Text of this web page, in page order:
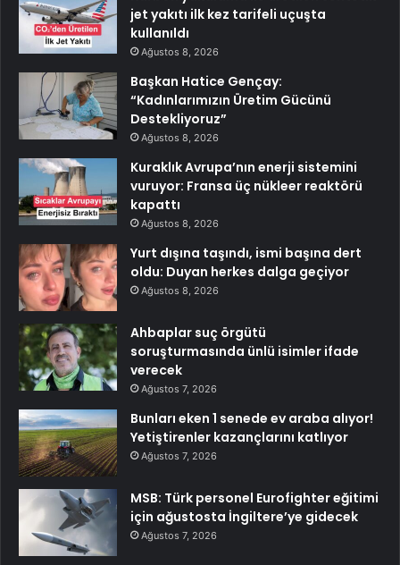
jet yakıtı ilk kez tarifeli uçuşta
kullanıldı
Ağustos 8, 2026
Başkan Hatice Gençay:
“Kadınlarımızın Üretim Gücünü
Destekliyoruz”
Ağustos 8, 2026
Kuraklık Avrupa’nın enerji sistemini
vuruyor: Fransa üç nükleer reaktörü
kapattı
Ağustos 8, 2026
Yurt dışına taşındı, ismi başına dert
oldu: Duyan herkes dalga geçiyor
Ağustos 8, 2026
Ahbaplar suç örgütü
soruşturmasında ünlü isimler ifade
verecek
Ağustos 7, 2026
Bunları eken 1 senede ev araba alıyor!
Yetiştirenler kazançlarını katlıyor
Ağustos 7, 2026
MSB: Türk personel Eurofighter eğitimi
için ağustosta İngiltere’ye gidecek
Ağustos 7, 2026